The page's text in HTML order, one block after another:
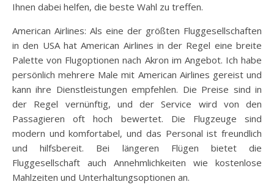
Ihnen dabei helfen, die beste Wahl zu treffen.
American Airlines: Als eine der größten Fluggesellschaften
in den USA hat American Airlines in der Regel eine breite
Palette von Flugoptionen nach Akron im Angebot. Ich habe
persönlich mehrere Male mit American Airlines gereist und
kann ihre Dienstleistungen empfehlen. Die Preise sind in
der Regel vernünftig, und der Service wird von den
Passagieren oft hoch bewertet. Die Flugzeuge sind
modern und komfortabel, und das Personal ist freundlich
und hilfsbereit. Bei längeren Flügen bietet die
Fluggesellschaft auch Annehmlichkeiten wie kostenlose
Mahlzeiten und Unterhaltungsoptionen an.